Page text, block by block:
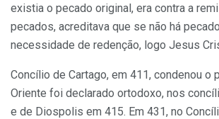
existia o pecado original, era contra a
pecados, acreditava que se não há
necessidade de redenção, logo Jesus
Concílio de Cartago, em 411, condenou o
Oriente foi declarado ortodoxo, nos
e de Diospolis em 415. Em 431, no